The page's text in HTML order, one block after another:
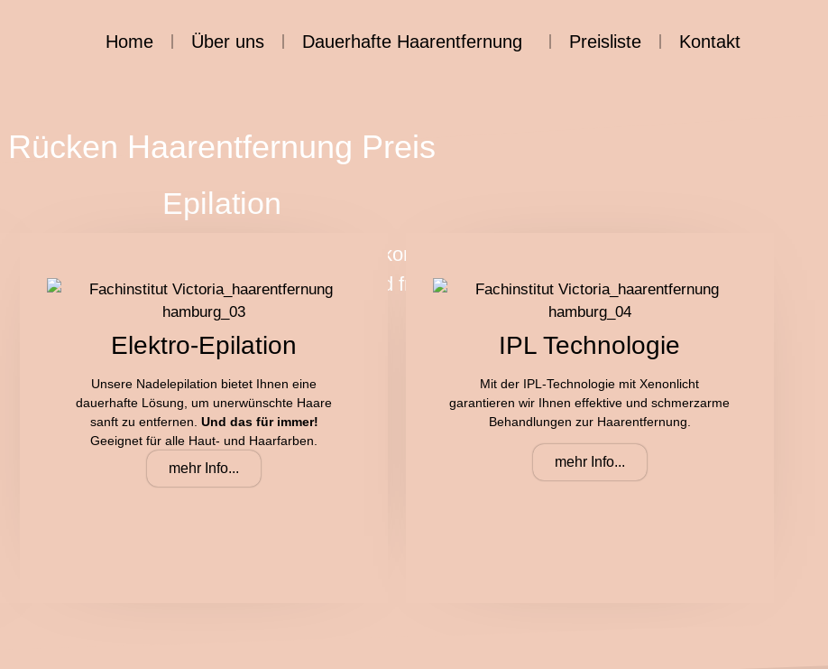
Home Über uns Dauerhafte Haarentfernung Preisliste Kontakt
Rücken Haarentfernung Preis
Epilation
Fachinstitut Victoria heißt Sie herzlich willkommen!
mit unserer über 30-jährigen Erfahrung und freuen uns auf Ihren Besuch.
Elektro-Epilation
Unsere Nadelepilation bietet Ihnen eine
dauerhafte Lösung, um unerwünschte Haare
sanft zu entfernen. Und das für immer!
Geeignet für alle Haut- und Haarfarben.
mehr Info...
IPL Technologie
Mit der IPL-Technologie mit Xenonlicht
garantieren wir Ihnen effektive und schmerzarme
Behandlungen zur Haarentfernung.
mehr Info...